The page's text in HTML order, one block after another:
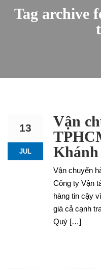
Tag archive
13
JUL
Vận
Khánh
Vận chuyển
Công ty Vận
hàng tin cậy
giá cả cạnh
Quý […]